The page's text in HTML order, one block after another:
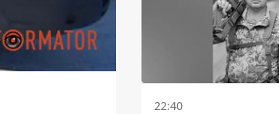
22:40